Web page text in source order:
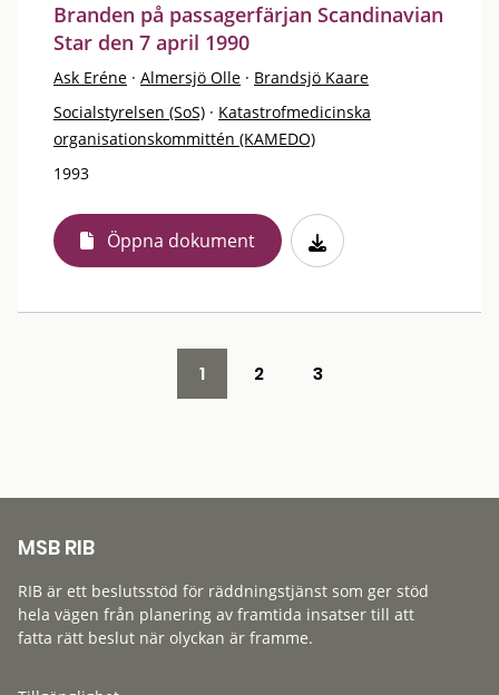
Branden på passagerfärjan Scandinavian
Star den 7 april 1990
Ask Eréne · Almersjö Olle · Brandsjö Kaare
Socialstyrelsen (SoS) · Katastrofmedicinska
organisationskommittén (KAMEDO)
1993
Öppna dokument
1 2 3
MSB RIB
RIB är ett beslutsstöd för räddningstjänst som ger stöd
hela vägen från planering av framtida insatser till att
fatta rätt beslut när olyckan är framme.